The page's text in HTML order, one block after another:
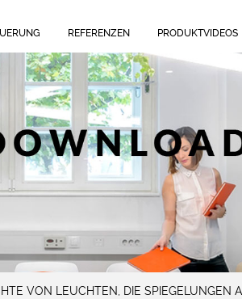
REFERENZEN PRODUKTVIDEOS
VON LEUCHTEN, DIE SPIEGELUNGEN